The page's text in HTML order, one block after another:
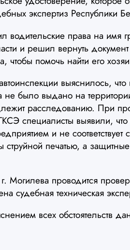
экспертиз Республики
водительские права на имя
и решил вернуть
помочь найти его
выяснилось, что
не было выдано на
расследованию. При
специалисты выявили, что
и не соответствует
печатью, а
Могилева проводится
судебная техническая
всех обстоятельств